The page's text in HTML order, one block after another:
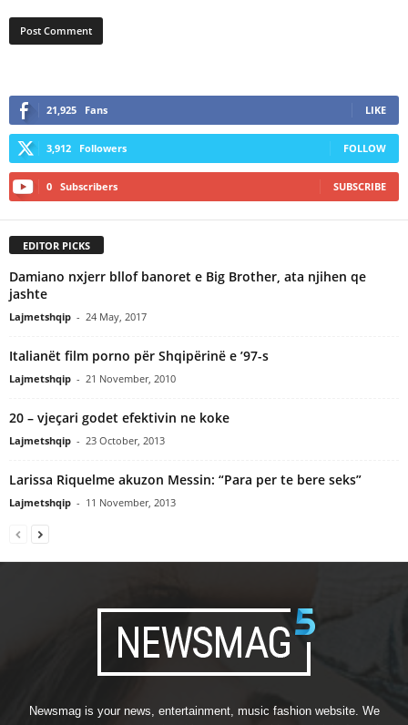
21,925 Fans LIKE
3,912 Followers FOLLOW
0 Subscribers SUBSCRIBE
EDITOR PICKS
Damiano nxjerr bllof banoret e Big Brother, ata njihen qe
jashte
Lajmetshqip - 24 May, 2017
Italianët film porno për Shqipërinë e ’97-s
Lajmetshqip - 21 November, 2010
20 – vjeçari godet efektivin ne koke
Lajmetshqip - 23 October, 2013
Larissa Riquelme akuzon Messin: “Para per te bere seks”
Lajmetshqip - 11 November, 2013
Newsmag is your news, entertainment, music fashion website. We